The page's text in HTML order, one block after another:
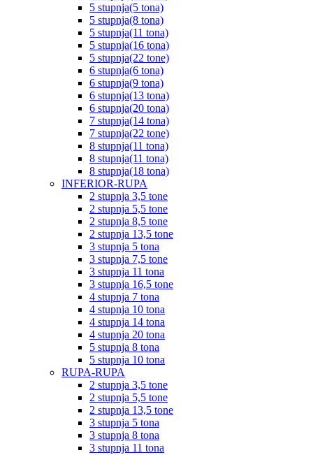
5 stupnja(5 tona)
5 stupnja(8 tona)
5 stupnja(11 tona)
5 stupnja(16 tona)
5 stupnja(22 tone)
6 stupnja(6 tona)
6 stupnja(9 tona)
6 stupnja(13 tona)
6 stupnja(20 tona)
7 stupnja(14 tona)
7 stupnja(22 tone)
8 stupnja(11 tona)
8 stupnja(11 tona)
8 stupnja(18 tona)
INFERIOR-RUPA
2 stupnja 3,5 tone
2 stupnja 5,5 tone
2 stupnja 8,5 tone
2 stupnja 13,5 tone
3 stupnja 5 tona
3 stupnja 7,5 tone
3 stupnja 11 tona
3 stupnja 16,5 tone
4 stupnja 7 tona
4 stupnja 10 tona
4 stupnja 14 tona
4 stupnja 20 tona
5 stupnja 8 tona
5 stupnja 10 tona
RUPA-RUPA
2 stupnja 3,5 tone
2 stupnja 5,5 tone
2 stupnja 13,5 tone
3 stupnja 5 tona
3 stupnja 8 tona
3 stupnja 11 tona